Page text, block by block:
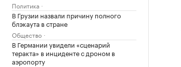
Политика
В Грузии назвали причину полного
блэкаута в стране
Общество
В Германии увидели «сценарий
теракта» в инциденте с дроном в
аэропорту